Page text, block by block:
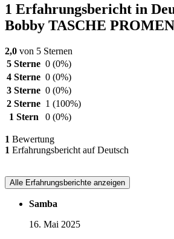
1 Erfahrungsbericht in
Bobby TASCHE
2,0 von 5 Sternen
5 Sterne 0 (0%)
4 Sterne 0 (0%)
3 Sterne 0 (0%)
2 Sterne 1 (100%)
1 Stern
0 (0%)
1 Bewertung
1 Erfahrungsbericht auf Deutsch
Alle Erfahrungsberichte anzeigen
Samba
16. Mai 2025